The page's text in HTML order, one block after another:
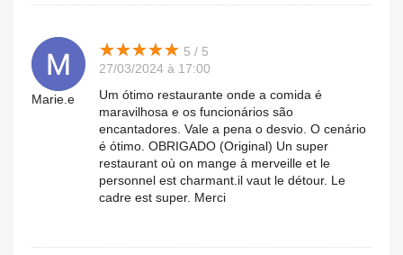
Marie.e
★★★★★
★★★★★ 5 / 5
27/03/2024 à 17:00
Um ótimo restaurante onde a comida é
maravilhosa e os funcionários são
encantadores. Vale a pena o desvio. O cenário
é ótimo. OBRIGADO (Original) Un super
restaurant où on mange à merveille et le
personnel est charmant.il vaut le détour. Le
cadre est super. Merci